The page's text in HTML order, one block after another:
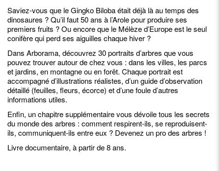
Saviez-vous que le Gingko Biloba était déjà là au temps des
dinosaures ? Qu’il faut 50 ans à l’Arole pour produire ses
premiers fruits ? Ou encore que le Mélèze d’Europe est le seul
conifère qui perd ses aiguilles chaque hiver ?
Dans Arborama, découvrez 30 portraits d’arbres que vous
pouvez trouver autour de chez vous : dans les villes, les parcs
et jardins, en montagne ou en forêt. Chaque portrait est
accompagné d’illustrations réalistes, d’un guide d’observation
détaillé (feuilles, fleurs, écorce) et d’une foule d’autres
informations utiles.
Enfin, un chapitre supplémentaire vous dévoile tous les secrets
du monde des arbres : comment respirent-ils, se reproduisent-
ils, communiquent-ils entre eux ? Devenez un pro des arbres !
Livre documentaire, à partir de 8 ans.